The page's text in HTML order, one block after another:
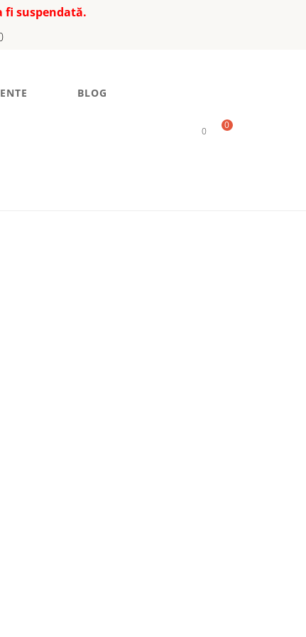
fi suspendată.
BLOG
0
0